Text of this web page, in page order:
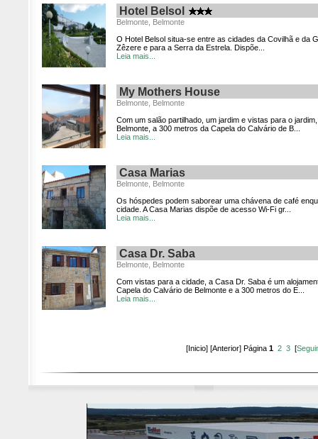
Hotel Belsol
Belmonte, Belmonte
O Hotel Belsol situa-se entre as cidades da Covilhã e da
Zêzere e para a Serra da Estrela. Dispõe...
Leia mais...
My Mothers House
Belmonte, Belmonte
Com um salão partilhado, um jardim e vistas para o
Belmonte, a 300 metros da Capela do Calvário de B...
Leia mais...
Casa Marias
Belmonte, Belmonte
Os hóspedes podem saborear uma chávena de café
cidade. A Casa Marias dispõe de acesso Wi-Fi gr...
Leia mais...
Casa Dr. Saba
Belmonte, Belmonte
Com vistas para a cidade, a Casa Dr. Saba é um
Capela do Calvário de Belmonte e a 300 metros do E...
Leia mais...
[Inicio] [Anterior] Página 1 2 3[